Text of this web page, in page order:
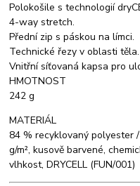
Polokošile s technologií
4-way stretch.
Přední zip s páskou na límci.
Technické řezy v oblasti těla.
Vnitřní síťovaná kapsa pro
HMOTNOST
242 g
MATERIÁL
84 % recyklovaný polyester
g/m², kusově barvené,
vlhkost, DRYCELL (FUN/001)